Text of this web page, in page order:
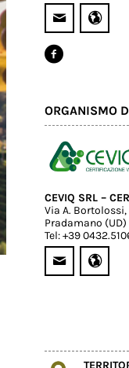
ORGANISMO
CEVIQ SRL –
Via A. Bortolossi,
Pradamano (UD)
Tel: +39